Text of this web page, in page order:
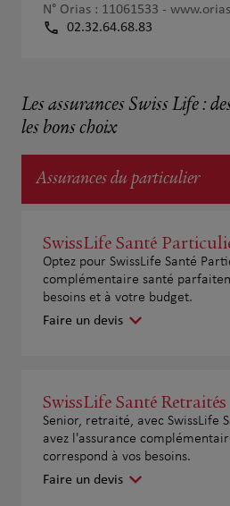
N° Orias : 11061533 -
02.32.64.68.83
Les assurances Swiss Life :
les bons choix
Assurances du particulier
SwissLife Santé
Optez pour SwissLife Santé
complémentaire santé
besoins et à votre budget.
Faire un devis
SwissLife Santé Retraités
Senior, retraité, avec SwissLife
avez l'assurance
correspond à vos besoins.
Faire un devis